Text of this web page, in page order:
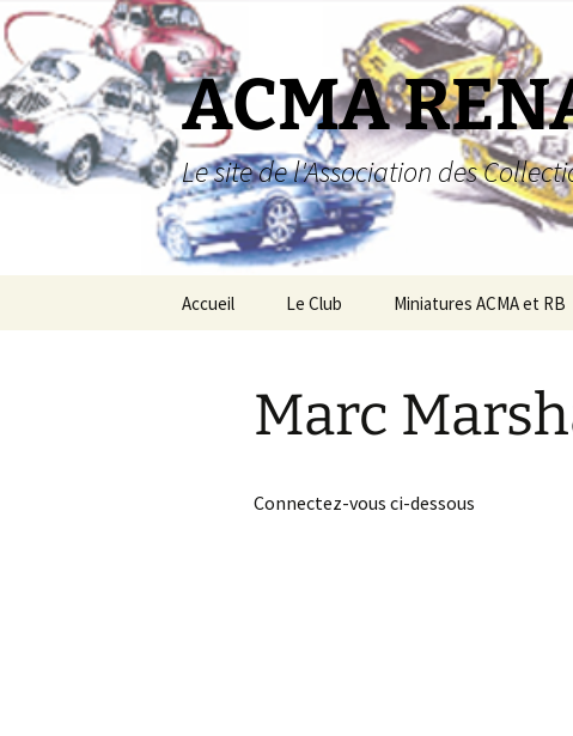
Aller
au
contenu
ACMA
Le site de l'Association des
Accueil Le Club Miniatures ACMA et RB
Miniatures Renault
Boutique
Marc
Connectez-vous ci-dessous